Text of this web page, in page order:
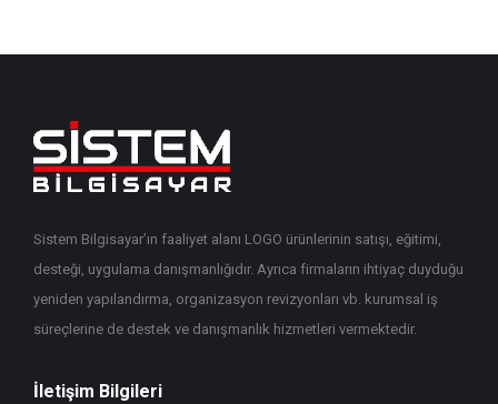
Sistem Bilgisayar’ın faaliyet alanı LOGO ürünlerinin satışı, eğitimi,
desteği, uygulama danışmanlığıdır. Ayrıca firmaların ihtiyaç duyduğu
yeniden yapılandırma, organizasyon revizyonları vb. kurumsal iş
süreçlerine de destek ve danışmanlık hizmetleri vermektedir.
İletişim Bilgileri